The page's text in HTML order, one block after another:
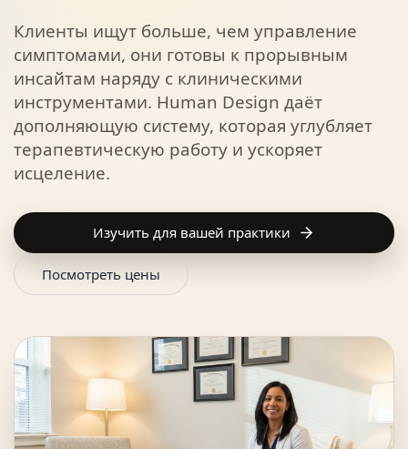
Клиенты ищут больше, чем управление
симптомами, они готовы к прорывным
инсайтам наряду с клиническими
инструментами. Human Design даёт
дополняющую систему, которая углубляет
терапевтическую работу и ускоряет
исцеление.
Изучить для вашей практики
Посмотреть цены